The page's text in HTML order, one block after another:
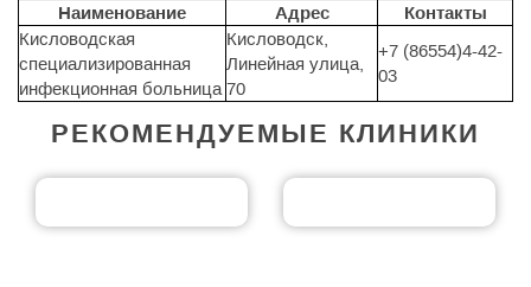
Наименование Адрес
Контакты
Кисловодская
специализированная
инфекционная больница
Кисловодск,
Линейная улица,
70
+7 (86554)4-42-
03
РЕКОМЕНДУЕМЫЕ КЛИНИКИ